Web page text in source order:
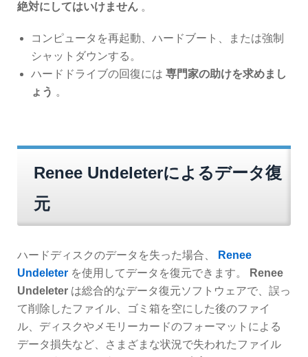
絶対にしてはいけません 。
コンピュータを再起動、ハードブート、または強制
シャットダウンする。
ハードドライブの回復には 専門家の助けを求めまし
ょう 。
Renee Undeleterによるデータ復
元
ハードディスクのデータを失った場合、
Renee
Undeleter を使用してデータを復元できます。
Renee
Undeleter は総合的なデータ復元ソフトウェアで、誤っ
て削除したファイル、ゴミ箱を空にした後のファイ
ル、ディスクやメモリーカードのフォーマットによる
データ損失など、さまざまな状況で失われたファイル